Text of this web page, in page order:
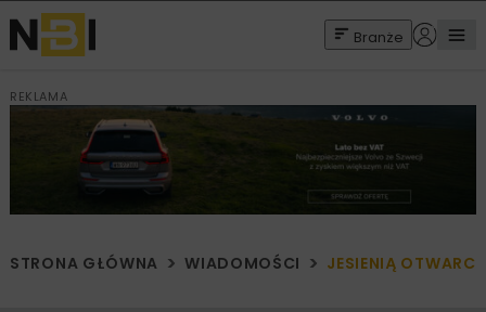
Branże
REKLAMA
STRONA GŁÓWNA WIADOMOŚCI JESIENIĄ